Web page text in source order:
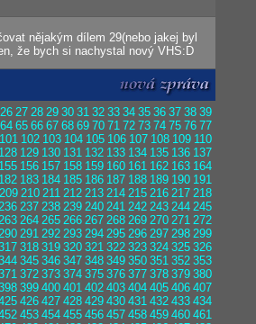
nějakým dílem 29(nebo jakej byl
že bych si nachystal nový VHS:D
26 27 28 29 30 31 32 33 34 35 36 37 38 39
64 65 66 67 68 69 70 71 72 73 74 75 76 77
101 102 103 104 105 106 107 108 109 110
128 129 130 131 132 133 134 135 136 137
155 156 157 158 159 160 161 162 163 164
182 183 184 185 186 187 188 189 190 191
209 210 211 212 213 214 215 216 217 218
237 238 239 240 241 242 243 244 245
264 265 266 267 268 269 270 271 272
291 292 293 294 295 296 297 298 299
318 319 320 321 322 323 324 325 326
345 346 347 348 349 350 351 352 353
372 373 374 375 376 377 378 379 380
399 400 401 402 403 404 405 406 407
426 427 428 429 430 431 432 433 434
453 454 455 456 457 458 459 460 461